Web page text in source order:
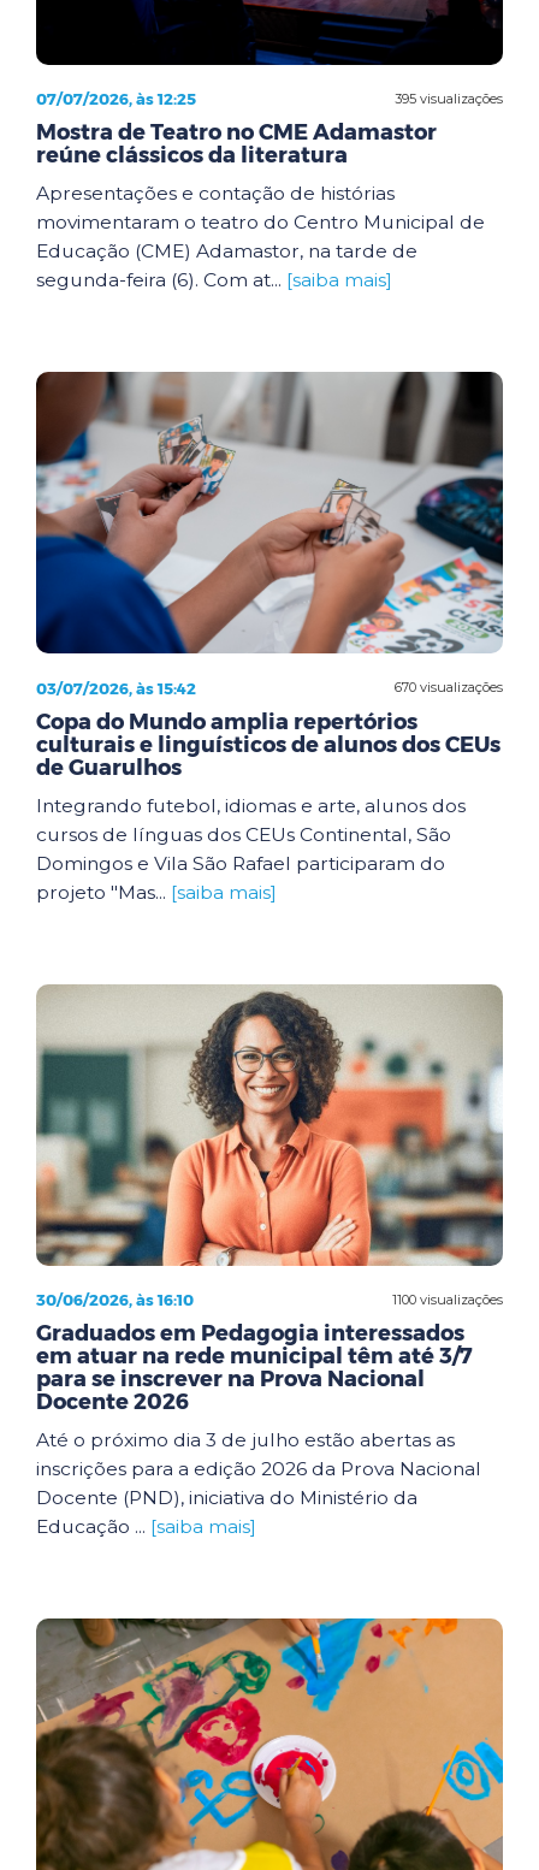
395 visualizações
07/07/2026, às 12:25
Mostra de Teatro no CME Adamastor
reúne clássicos da literatura
Apresentações e contação de histórias
movimentaram o teatro do Centro Municipal de
Educação (CME) Adamastor, na tarde de
segunda-feira (6). Com at... [saiba mais]
670 visualizações
03/07/2026, às 15:42
Copa do Mundo amplia repertórios
culturais e linguísticos de alunos dos CEUs
de Guarulhos
Integrando futebol, idiomas e arte, alunos dos
cursos de línguas dos CEUs Continental, São
Domingos e Vila São Rafael participaram do
projeto "Mas... [saiba mais]
1100 visualizações
30/06/2026, às 16:10
Graduados em Pedagogia interessados
em atuar na rede municipal têm até 3/7
para se inscrever na Prova Nacional
Docente 2026
Até o próximo dia 3 de julho estão abertas as
inscrições para a edição 2026 da Prova Nacional
Docente (PND), iniciativa do Ministério da
Educação ... [saiba mais]